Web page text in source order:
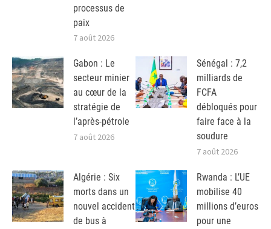
processus de
paix
7 août 2026
Gabon : Le
secteur minier
au cœur de la
stratégie de
l’après-pétrole
7 août 2026
Sénégal : 7,2
milliards de
FCFA
débloqués pour
faire face à la
soudure
7 août 2026
Algérie : Six
morts dans un
nouvel accident
de bus à
Rwanda : L’UE
mobilise 40
millions d’euros
pour une